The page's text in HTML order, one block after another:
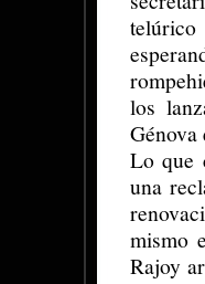
los
Génova
Lo que
una
mismo
Rajoy